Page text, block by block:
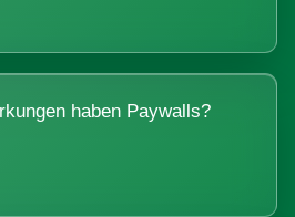
haben Paywalls?